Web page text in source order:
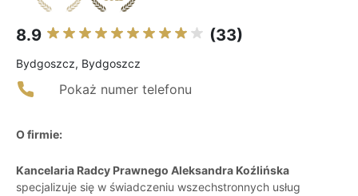
8.9 (33)
Bydgoszcz, Bydgoszcz
Pokaż numer telefonu
O firmie:
Kancelaria Radcy Prawnego Aleksandra Koźlińska
specjalizuje się w świadczeniu wszechstronnych usług